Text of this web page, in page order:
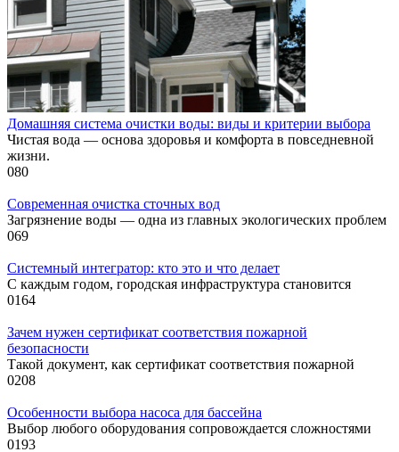
Домашняя система очистки воды: виды и критерии выбора
Чистая вода — основа здоровья и комфорта в повседневной
жизни.
080
Современная очистка сточных вод
Загрязнение воды — одна из главных экологических проблем
069
Системный интегратор: кто это и что делает
С каждым годом, городская инфраструктура становится
0164
Зачем нужен сертификат соответствия пожарной
безопасности
Такой документ, как сертификат соответствия пожарной
0208
Особенности выбора насоса для бассейна
Выбор любого оборудования сопровождается сложностями
0193